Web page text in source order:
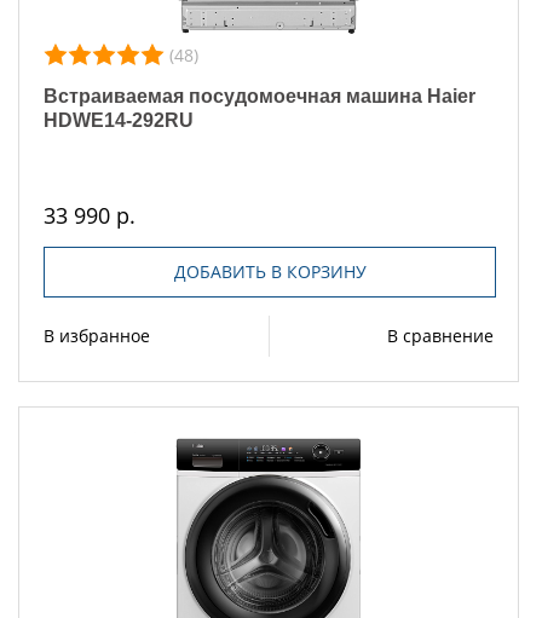
(48)
Встраиваемая посудомоечная машина Haier
HDWE14-292RU
33 990 р.
ДОБАВИТЬ В КОРЗИНУ
В избранное В сравнение